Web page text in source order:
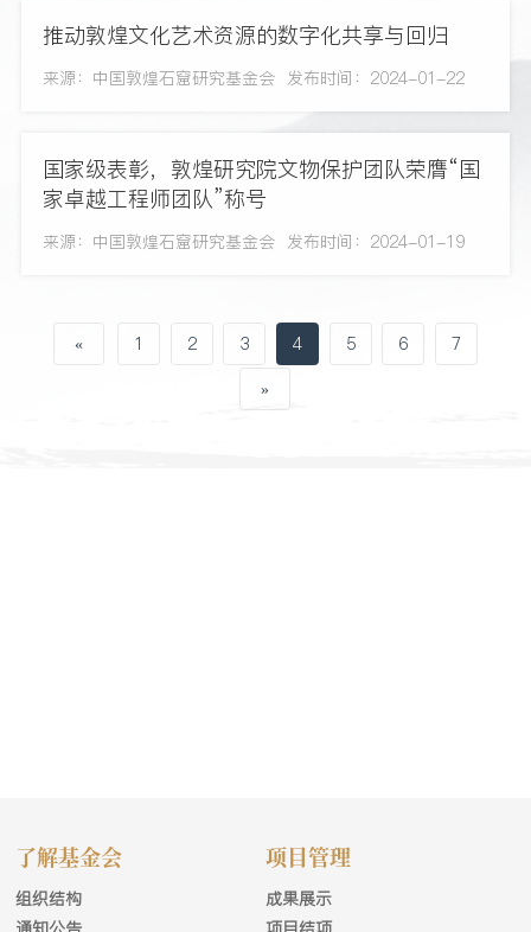
推动敦煌文化艺术资源的数字化共享与回归
来源：中国敦煌石窟研究基金会 发布时间：2024-01-22
国家级表彰，敦煌研究院文物保护团队荣膺“国
家卓越工程师团队”称号
来源：中国敦煌石窟研究基金会 发布时间：2024-01-19
« 1 2 3 4 5 6
7
»
了解基金会
组织结构
项目管理
成果展示